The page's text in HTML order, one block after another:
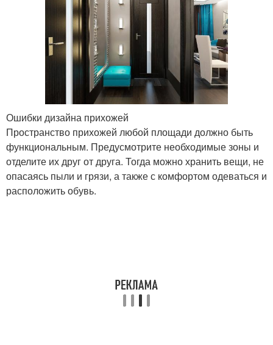
Ошибки дизайна прихожей
Пространство прихожей любой площади должно быть
функциональным. Предусмотрите необходимые зоны и
отделите их друг от друга. Тогда можно хранить вещи, не
опасаясь пыли и грязи, а также с комфортом одеваться и
расположить обувь.